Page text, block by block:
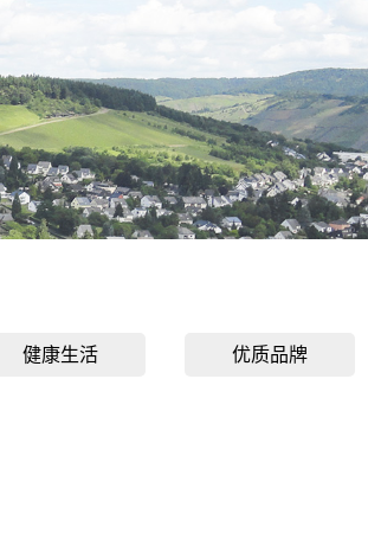
健康生活 优质品牌